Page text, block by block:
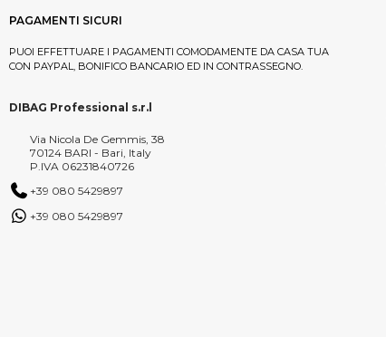
PAGAMENTI SICURI
PUOI EFFETTUARE I PAGAMENTI COMODAMENTE DA CASA TUA
CON PAYPAL, BONIFICO BANCARIO ED IN CONTRASSEGNO.
DIBAG Professional s.r.l
Via Nicola De Gemmis, 38
70124 BARI - Bari, Italy
P.IVA 06231840726
+39 080 5429897
+39 080 5429897